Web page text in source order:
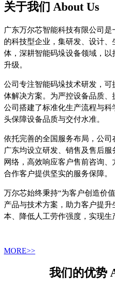
关于我们 About Us
广东万尔芯智能科技有限公司
的科技型企业，集研发、设计
体，深耕智能码垛设备领域，
升级。
公司专注智能码垛技术研发，
体解决方案。为严控设备品质、
公司搭建了标准化生产流程与
头保障设备品质与交付水准。
依托完善的全国服务布局，公
广东均设立研发、销售及售后
网络，高效响应客户售前咨询
合作客户提供坚实的服务保障。
万尔芯始终秉持“为客户创造价
产品与技术方案，助力客户提
本、降低人工劳作强度，实现生
MORE>>
我们的优势